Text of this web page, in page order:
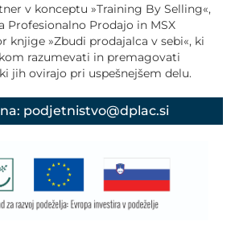
v konceptu »Training By Selling«,
Profesionalno Prodajo in MSX
knjige »Zbudi prodajalca v sebi«, ki
razumevati in premagovati
jih ovirajo pri uspešnejšem delu.
podjetnistvo@dplac.si